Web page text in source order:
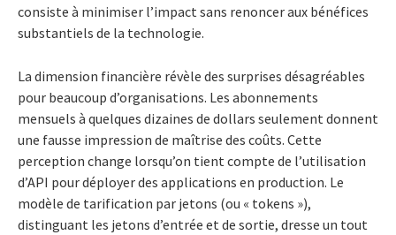
consiste à minimiser l’impact sans renoncer aux bénéfices
substantiels de la technologie.
La dimension financière révèle des surprises désagréables
pour beaucoup d’organisations. Les abonnements
mensuels à quelques dizaines de dollars seulement donnent
une fausse impression de maîtrise des coûts. Cette
perception change lorsqu’on tient compte de l’utilisation
d’API pour déployer des applications en production. Le
modèle de tarification par jetons (ou « tokens »),
distinguant les jetons d’entrée et de sortie, dresse un tout